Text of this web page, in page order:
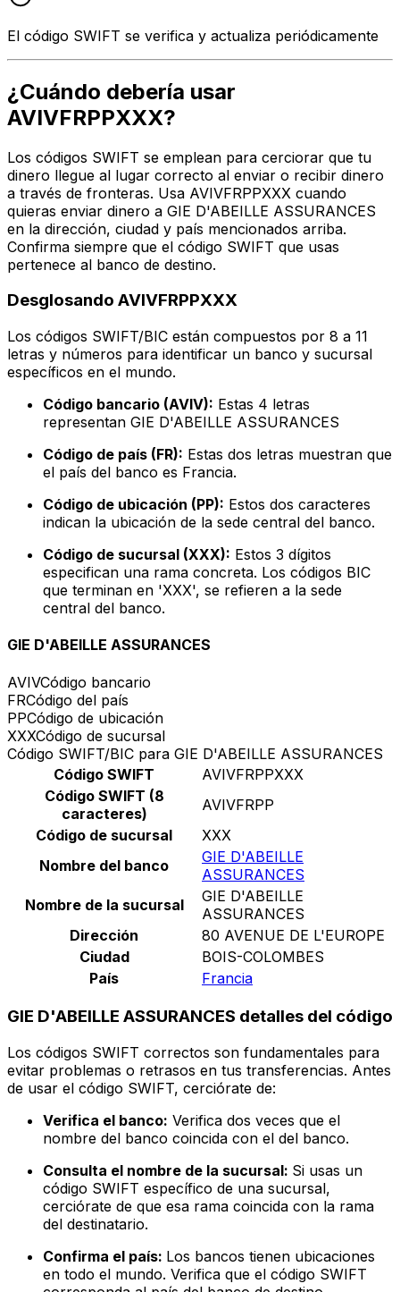
El código SWIFT se verifica y actualiza periódicamente
¿Cuándo debería usar
AVIVFRPPXXX?
Los códigos SWIFT se emplean para cerciorar que tu
dinero llegue al lugar correcto al enviar o recibir dinero
a través de fronteras. Usa AVIVFRPPXXX cuando
quieras enviar dinero a GIE D'ABEILLE ASSURANCES
en la dirección, ciudad y país mencionados arriba.
Confirma siempre que el código SWIFT que usas
pertenece al banco de destino.
Desglosando AVIVFRPPXXX
Los códigos SWIFT/BIC están compuestos por 8 a 11
letras y números para identificar un banco y sucursal
específicos en el mundo.
Código bancario (AVIV): Estas 4 letras
representan GIE D'ABEILLE ASSURANCES
Código de país (FR): Estas dos letras muestran que
el país del banco es Francia.
Código de ubicación (PP): Estos dos caracteres
indican la ubicación de la sede central del banco.
Código de sucursal (XXX): Estos 3 dígitos
especifican una rama concreta. Los códigos BIC
que terminan en 'XXX', se refieren a la sede
central del banco.
GIE D'ABEILLE ASSURANCES
AVIVCódigo bancario
FRCódigo del país
PPCódigo de ubicación
XXXCódigo de sucursal
Código SWIFT/BIC para GIE D'ABEILLE ASSURANCES
Código SWIFT
AVIVFRPPXXX
Código SWIFT (8
caracteres)
AVIVFRPP
Código de sucursal
XXX
Nombre del banco
GIE D'ABEILLE
ASSURANCES
Nombre de la sucursal
GIE D'ABEILLE
ASSURANCES
Dirección
80 AVENUE DE L'EUROPE
Ciudad
BOIS-COLOMBES
País
Francia
GIE D'ABEILLE ASSURANCES detalles del código
Los códigos SWIFT correctos son fundamentales para
evitar problemas o retrasos en tus transferencias. Antes
de usar el código SWIFT, cerciórate de:
Verifica el banco: Verifica dos veces que el
nombre del banco coincida con el del banco.
Consulta el nombre de la sucursal: Si usas un
código SWIFT específico de una sucursal,
cerciórate de que esa rama coincida con la rama
del destinatario.
Confirma el país: Los bancos tienen ubicaciones
en todo el mundo. Verifica que el código SWIFT